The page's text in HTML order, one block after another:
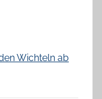
Wichteln ab